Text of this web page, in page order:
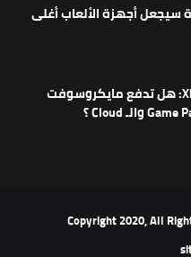
سيجعل أجهزة الألعاب أغلى
ارتفاع أسعار Xbox: هل تدفع مايكروسوفت